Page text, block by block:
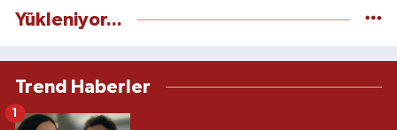
Yükleniyor...
Trend Haberler
1